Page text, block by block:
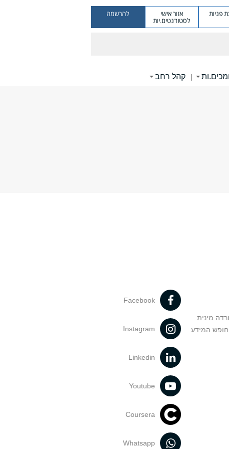
פניות אזור אישי
לסטודנטים.יות
להרשמה
| קהל רחב
מינית
חופש המידע
Facebook
Instagram
Linkedin
Youtube
Coursera
Whatsapp